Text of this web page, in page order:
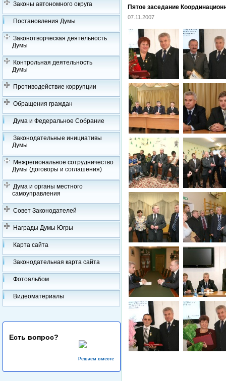
Законы автономного округа
Постановления Думы
Законотворческая деятельность
Думы
Контрольная деятельность
Думы
Противодействие коррупции
Обращения граждан
Дума и Федеральное Собрание
Законодательные инициативы
Думы
Межрегиональное сотрудничество
Думы (договоры и соглашения)
Дума и органы местного
самоуправления
Совет Законодателей
Награды Думы Югры
Карта сайта
Законодательная карта сайта
Фотоальбом
Видеоматериалы
Есть вопрос?
Решаем вместе
Пятое заседание
07.11.2007